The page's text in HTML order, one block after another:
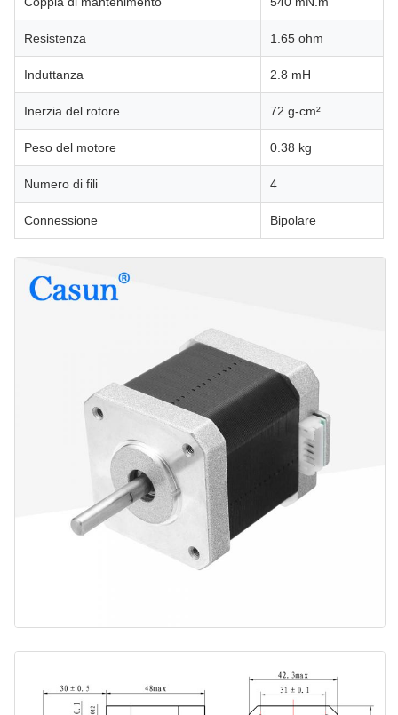
Resistenza 1.65 ohm
Induttanza 2.8 mH
Inerzia del rotore 72 g-cm²
Peso del motore 0.38 kg
Numero di fili 4
Connessione Bipolare